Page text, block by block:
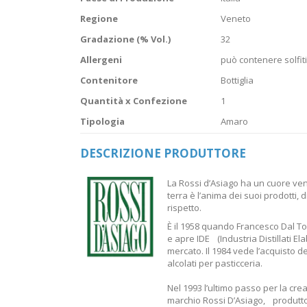
Regione
Veneto
Gradazione (% Vol.)
32
Allergeni
può contenere solfiti
Contenitore
Bottiglia
Quantità x Confezione
1
Tipologia
Amaro
DESCRIZIONE PRODUTTORE
La Rossi d’Asiago ha un cuore
terra è l’anima dei suoi prodotti,
rispetto.
È il 1958 quando Francesco Dal
e apre IDE (Industria Distillati
mercato. Il 1984 vede l’acquisto
alcolati per pasticceria.
Nel 1993 l’ultimo passo per la
marchio Rossi D’Asiago,